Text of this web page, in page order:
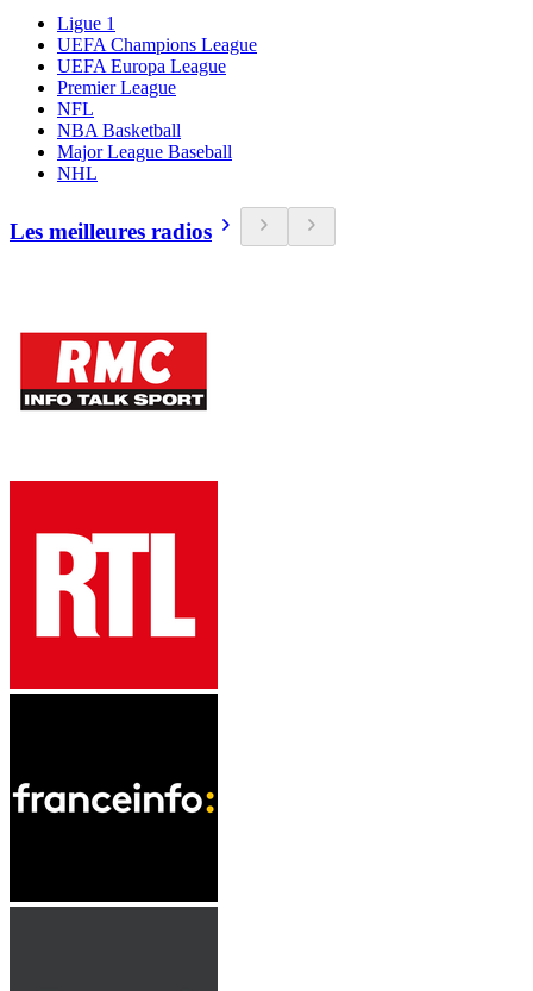
Ligue 1
UEFA Champions League
UEFA Europa League
Premier League
NFL
NBA Basketball
Major League Baseball
NHL
Les meilleures radios